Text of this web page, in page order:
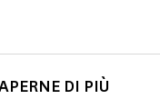
DI PIÙ